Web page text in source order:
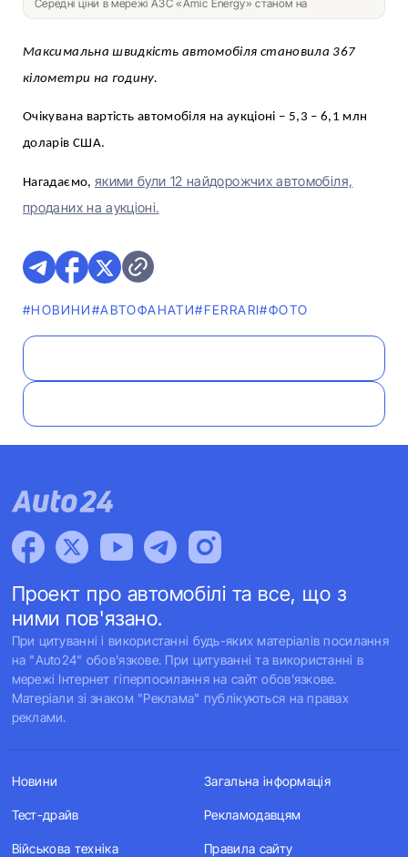
Середні ціни в мережі АЗС «Amic Energy» станом на
Максимальна швидкість автомобіля становила 367
кілометри на годину.
Очікувана вартість автомобіля на аукціоні – 5,3 – 6,1 млн
доларів США.
Нагадаємо, якими були 12 найдорожчих автомобіля,
проданих на аукціоні.
#НОВИНИ#АВТОФАНАТИ#FERRARI#ФОТО
Проект про автомобілі та все, що з
ними пов'язано.
При цитуванні і використанні будь-яких матеріалів посилання
на "Auto24" обов'язкове. При цитуванні та використанні в
мережі Інтернет гіперпосилання на сайт обов'язкове.
Матеріали зі знаком "Реклама" публікуються на правах
реклами.
Новини
Тест-драйв
Військова техніка
Загальна інформація
Рекламодавцям
Правила сайту